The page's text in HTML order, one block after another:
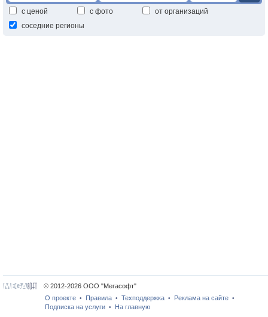
с ценой с фото
от организаций
соседние регионы
© 2012-2026 ООО "Мегасофт"
О проекте • Правила • Техподдержка • Реклама на сайте •
Подписка на услуги • На главную